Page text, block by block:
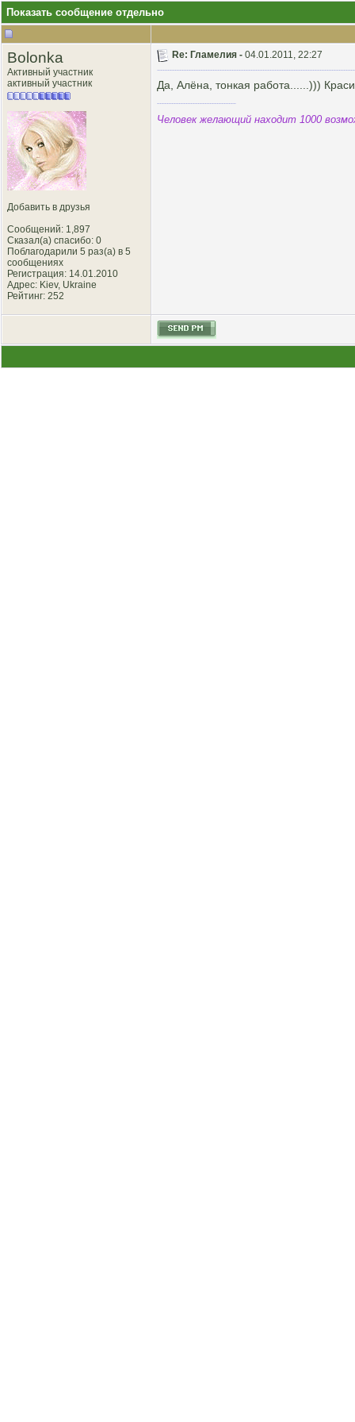
Показать сообщение отдельно
Bolonka
Активный участник
активный участник
Добавить в друзья
Сообщений: 1,897
Сказал(а) спасибо: 0
Поблагодарили 5 раз(а) в 5
сообщениях
Регистрация: 14.01.2010
Адрес: Kiev, Ukraine
Рейтинг: 252
Re: Гламелия - 04.01.2011, 22:27
Да, Алёна, тонкая работа......)))
Человек желающий находит 1000